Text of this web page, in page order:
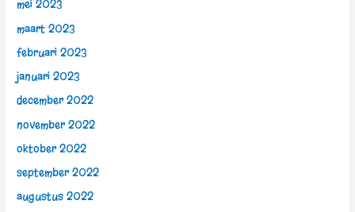
mei 2023
maart 2023
februari 2023
januari 2023
december 2022
november 2022
oktober 2022
september 2022
augustus 2022